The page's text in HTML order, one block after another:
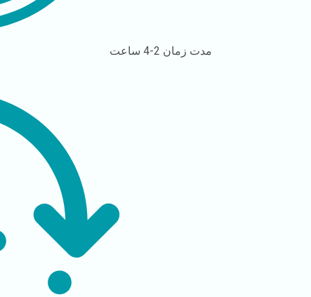
مدت زمان 2-4 ساعت